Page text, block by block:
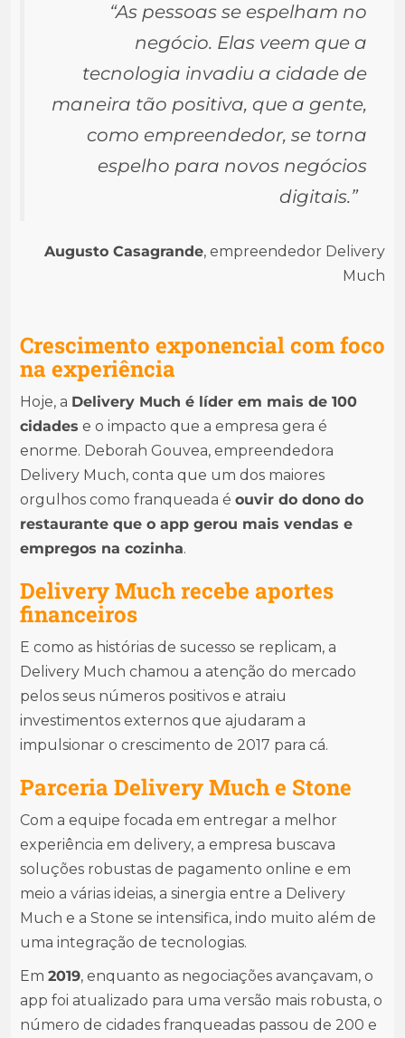
“As pessoas se espelham no
negócio. Elas veem que a
tecnologia invadiu a cidade de
maneira tão positiva, que a gente,
como empreendedor, se torna
espelho para novos negócios
digitais.”
Augusto Casagrande, empreendedor Delivery
Much
Crescimento exponencial com foco
na experiência
Hoje, a Delivery Much é líder em mais de 100
cidades e o impacto que a empresa gera é
enorme. Deborah Gouvea, empreendedora
Delivery Much, conta que um dos maiores
orgulhos como franqueada é ouvir do dono do
restaurante que o app gerou mais vendas e
empregos na cozinha.
Delivery Much recebe aportes
financeiros
E como as histórias de sucesso se replicam, a
Delivery Much chamou a atenção do mercado
pelos seus números positivos e atraiu
investimentos externos que ajudaram a
impulsionar o crescimento de 2017 para cá.
Parceria Delivery Much e Stone
Com a equipe focada em entregar a melhor
experiência em delivery, a empresa buscava
soluções robustas de pagamento online e em
meio a várias ideias, a sinergia entre a Delivery
Much e a Stone se intensifica, indo muito além de
uma integração de tecnologias.
Em 2019, enquanto as negociações avançavam, o
app foi atualizado para uma versão mais robusta, o
número de cidades franqueadas passou de 200 e